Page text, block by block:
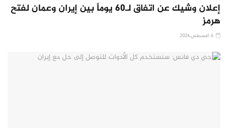
إعلان وشيك عن اتفاق لـ60 يوماً بين إيران وعمان لفتح
هرمز